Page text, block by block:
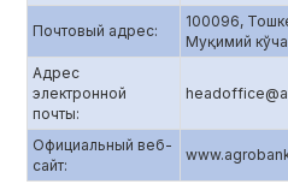
Почтовый адрес:
100096,
Муқимий
Адрес
электронной
почты:
Официальный веб-
сайт: